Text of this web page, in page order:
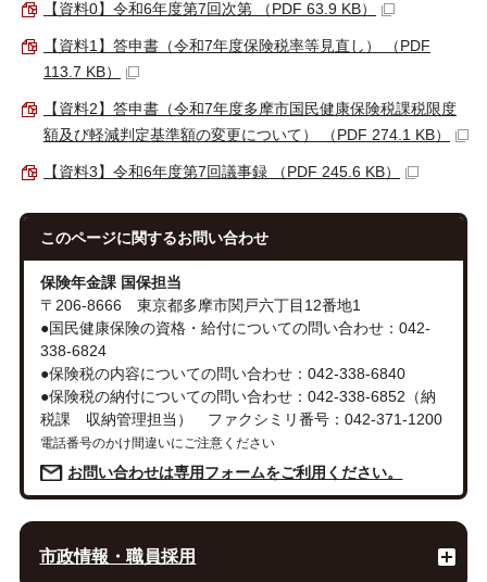
【資料0】令和6年度第7回次第 （PDF 63.9 KB）
【資料1】答申書（令和7年度保険税率等見直し） （PDF
113.7 KB）
【資料2】答申書（令和7年度多摩市国民健康保険税課税限度
額及び軽減判定基準額の変更について） （PDF 274.1 KB）
【資料3】令和6年度第7回議事録 （PDF 245.6 KB）
このページに関するお問い合わせ
保険年金課 国保担当
〒206-8666 東京都多摩市関戸六丁目12番地1
●国民健康保険の資格・給付についての問い合わせ：042-
338-6824
●保険税の内容についての問い合わせ：042-338-6840
●保険税の納付についての問い合わせ：042-338-6852（納
税課 収納管理担当） ファクシミリ番号：042-371-1200
電話番号のかけ間違いにご注意ください
お問い合わせは専用フォームをご利用ください。
市政情報・職員採用